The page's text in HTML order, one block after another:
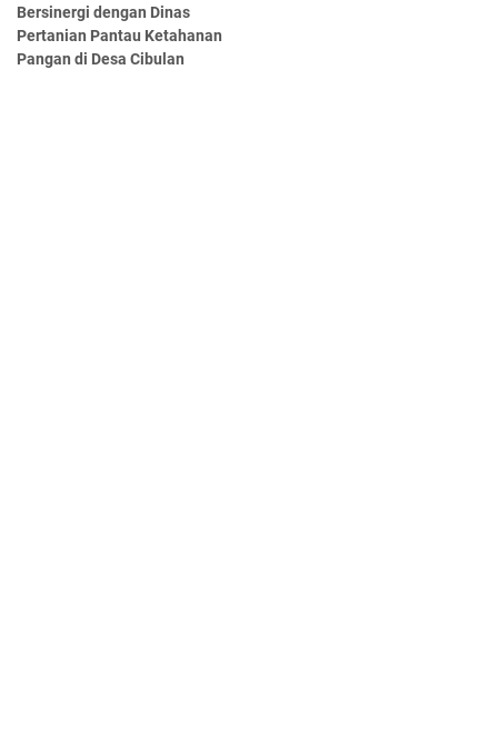
Bersinergi dengan Dinas
Pertanian Pantau Ketahanan
Pangan di Desa Cibulan